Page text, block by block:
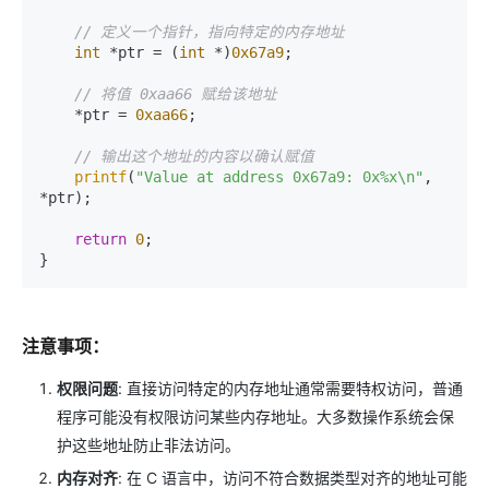
// 定义一个指针，指向特定的内存地址
int *ptr = (int *)0x67a9;
// 将值 0xaa66 赋给该地址
    *ptr =
0xaa66;
// 输出这个地址的内容以确认赋值
printf( "Value at address 0x67a9: 0x%x\n" ,
*ptr);
return 0;
注意事项：
权限问题: 直接访问特定的内存地址通常需要特权访问，普通
程序可能没有权限访问某些内存地址。大多数操作系统会保
护这些地址防止非法访问。
内存对齐: 在 C 语言中，访问不符合数据类型对齐的地址可能